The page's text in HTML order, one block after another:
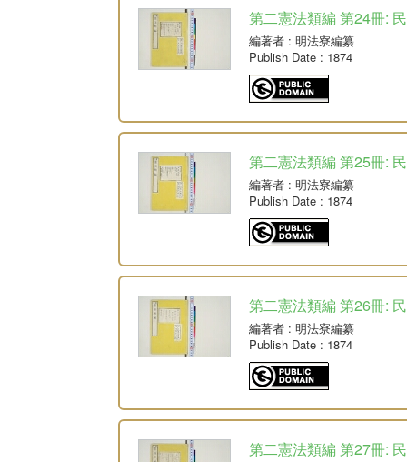
第二憲法類編 第24冊:
編著者 : 明法寮編纂
Publish Date : 1874
第二憲法類編 第25冊:
編著者 : 明法寮編纂
Publish Date : 1874
第二憲法類編 第26冊:
編著者 : 明法寮編纂
Publish Date : 1874
第二憲法類編 第27冊: